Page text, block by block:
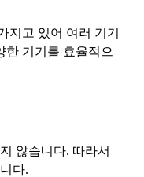
지고 있어 여러 기기
한 기기를 효율적으
않습니다. 따라서
다.